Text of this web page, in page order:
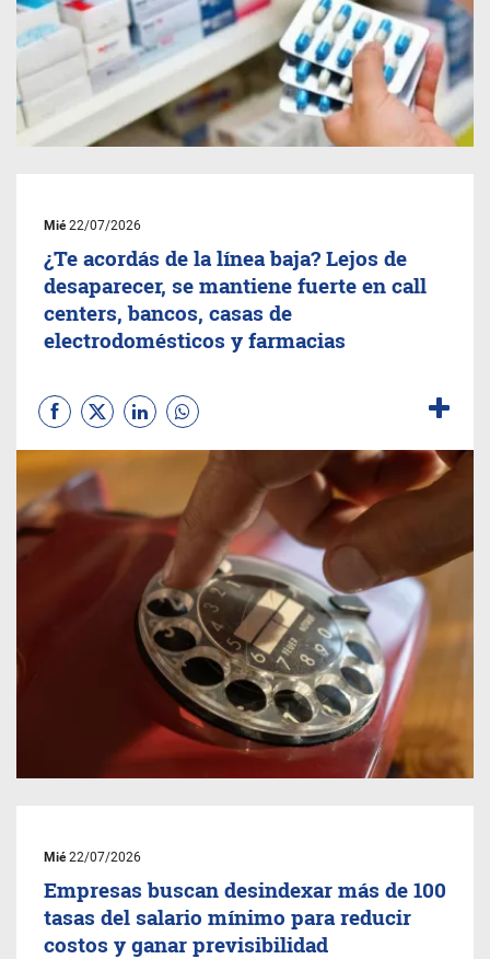
Mié22/07/2026
¿Te acordás de la línea baja? Lejos de
desaparecer, se mantiene fuerte en call
centers, bancos, casas de
electrodomésticos y farmacias
Mié22/07/2026
Empresas buscan desindexar más de 100
tasas del salario mínimo para reducir
costos y ganar previsibilidad